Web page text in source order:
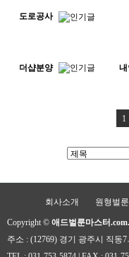
도로공사
더샵분양 내
1
회사소개 원형벌룬
Copyright © 애드벌룬마스터.com.
주소 : (12769) 경기 광주시 직동